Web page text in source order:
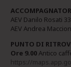
AEV Danilo Rosati
AEV Andrea
PUNTO DI
Ore 9.00Antico
https://